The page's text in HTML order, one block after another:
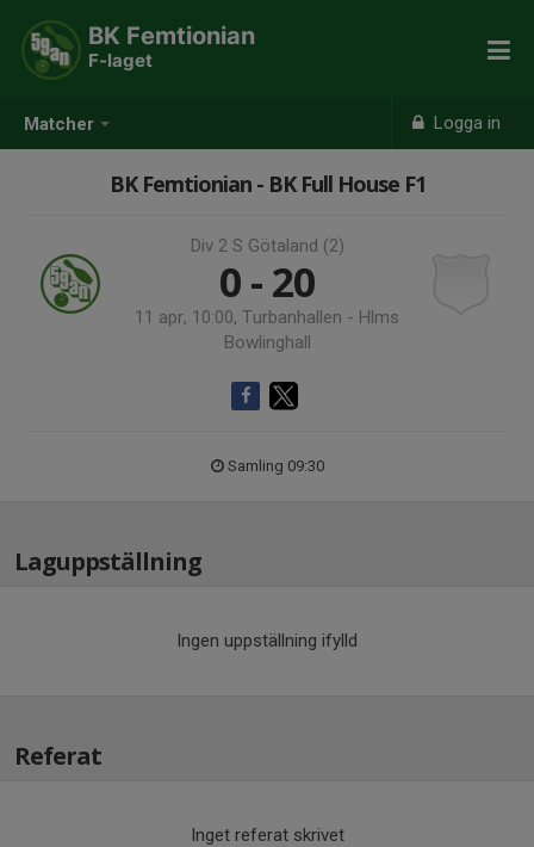
Matcher Logga in
BK Femtionian
F-laget
BK Femtionian - BK Full House F1
Div 2 S Götaland (2)
0 - 20
11 apr, 10:00, Turbanhallen - Hlms
Bowlinghall
Samling 09:30
Laguppställning
Ingen uppställning ifylld
Referat
Inget referat skrivet